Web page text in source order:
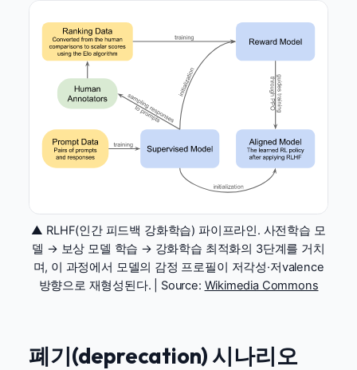
▲ RLHF(인간 피드백 강화학습) 파이프라인. 사전학습 모
델 → 보상 모델 학습 → 강화학습 최적화의 3단계를 거치
며, 이 과정에서 모델의 감정 프로필이 저각성·저valence
방향으로 재형성된다. | Source: Wikimedia Commons
폐기(deprecation) 시나리오